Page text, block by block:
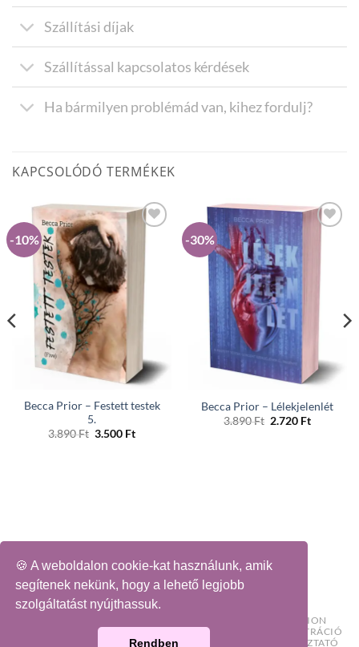
🍪 A weboldalon cookie-kat használunk, amik
segítenek nekünk, hogy a lehető legjobb
szolgáltatást nyújthassuk.
Rendben
Szállítási díjak
Szállítással kapcsolatos kérdések
Ha bármilyen problémád van, kihez fordulj?
KAPCSOLÓDÓ TERMÉKEK
-10%
Hozzáadás a
Kivánságlistához
Becca Prior – Festett ​testek
5.
3.890Ft Original
3.500 FtCurrent
-30%
Hozzáadás a
Kivánságlistához
Becca Prior – Lélekjelenlét
3.890Ft Original
2.720 FtCurrent
🏳️‍🌈 LOVE WINS COLLECTION
KÍVÁNSÁGLISTA
BEJELENTKEZÉS/REGISZTRÁCIÓ
KAPCSOLAT/ÁSZF ADATKEZELÉSI TÁJÉKOZTATÓ